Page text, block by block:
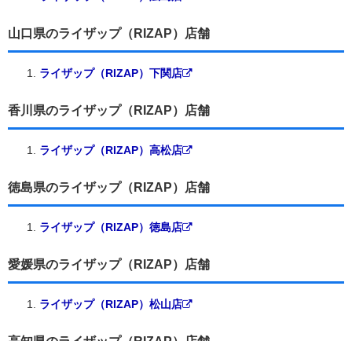
山口県のライザップ（RIZAP）店舗
ライザップ（RIZAP）下関店
香川県のライザップ（RIZAP）店舗
ライザップ（RIZAP）高松店
徳島県のライザップ（RIZAP）店舗
ライザップ（RIZAP）徳島店
愛媛県のライザップ（RIZAP）店舗
ライザップ（RIZAP）松山店